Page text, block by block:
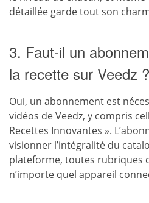
détaillée garde tout son
3. Faut-il un
la recette sur Veedz ?
Oui, un abonnement est
vidéos de Veedz, y compris
Recettes Innovantes ».
visionner l’intégralité du
plateforme, toutes rubriques
n’importe quel appareil